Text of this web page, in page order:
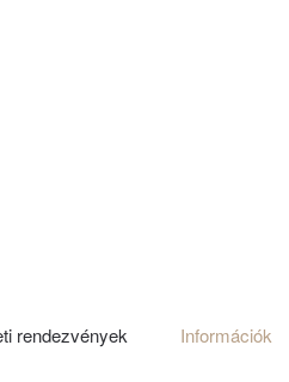
rendezvények Információk